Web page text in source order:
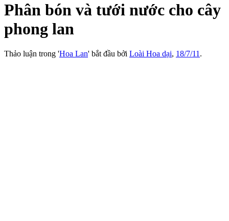
Phân bón và tưới nước cho cây
phong lan
Thảo luận trong 'Hoa Lan' bắt đầu bởi Loài Hoa dại, 18/7/11.